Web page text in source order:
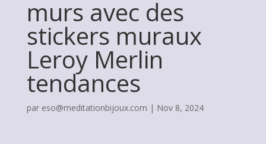
murs avec des
stickers muraux
Leroy Merlin
tendances
par eso@meditationbijoux.com | Nov 8, 2024